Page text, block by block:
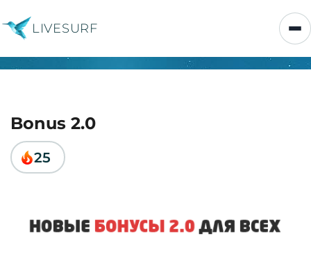
LIVESURF
Bonus 2.0
25